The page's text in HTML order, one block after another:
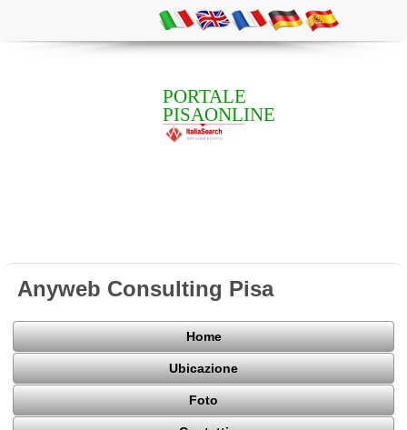
PORTALE
PISAONLINE
Anyweb Consulting Pisa
Home
Ubicazione
Foto